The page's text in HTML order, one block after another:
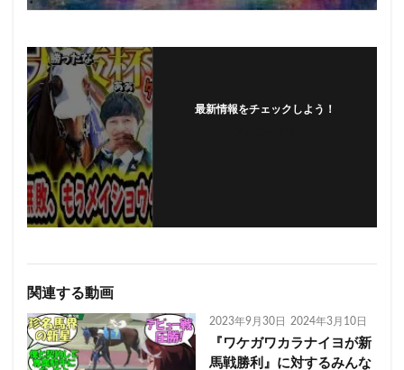
最新情報をチェックしよう！
関連する動画
2023年9月30日 2024年3月10日
『ワケガワカラナイヨが新
馬戦勝利』に対するみんな